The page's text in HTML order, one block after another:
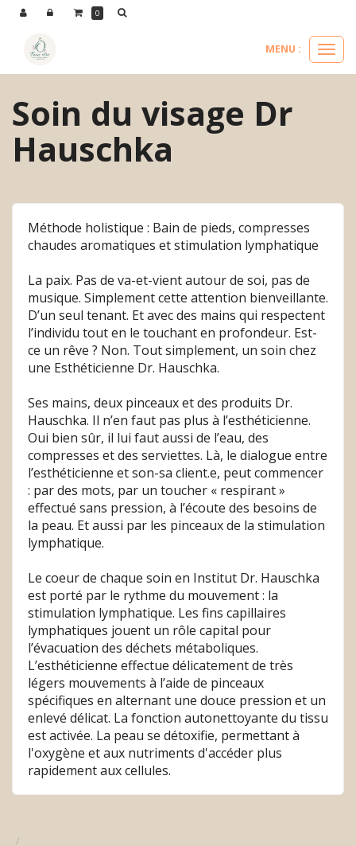
Ouvrir
le
MENU :
Soin du visage Dr
Hauschka
Méthode holistique : Bain de pieds, compresses
chaudes aromatiques et stimulation lymphatique
La paix. Pas de va-et-vient autour de soi, pas de
musique. Simplement cette attention bienveillante.
D’un seul tenant. Et avec des mains qui respectent
l’individu tout en le touchant en profondeur. Est-
ce un rêve ? Non. Tout simplement, un soin chez
une Esthéticienne Dr. Hauschka.
Ses mains, deux pinceaux et des produits Dr.
Hauschka. Il n’en faut pas plus à l’esthéticienne.
Oui bien sûr, il lui faut aussi de l’eau, des
compresses et des serviettes. Là, le dialogue entre
l’esthéticienne et son-sa client.e, peut commencer
: par des mots, par un toucher « respirant »
effectué sans pression, à l’écoute des besoins de
la peau. Et aussi par les pinceaux de la stimulation
lymphatique.
Le coeur de chaque soin en Institut Dr. Hauschka
est porté par le rythme du mouvement : la
stimulation lymphatique. Les fins capillaires
lymphatiques jouent un rôle capital pour
l’évacuation des déchets métaboliques.
L’esthéticienne effectue délicatement de très
légers mouvements à l’aide de pinceaux
spécifiques en alternant une douce pression et un
enlevé délicat. La fonction autonettoyante du tissu
est activée. La peau se détoxifie, permettant à
l'oxygène et aux nutriments d'accéder plus
rapidement aux cellules.
0
Panneau de gestion des cookies